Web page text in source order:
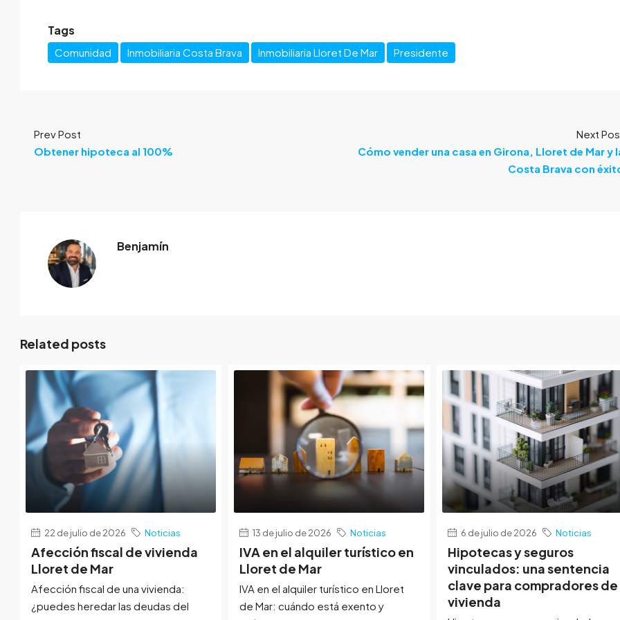
Tags
Comunidad Inmobiliaria Costa Brava Inmobiliaria Lloret De Mar Presidente
Prev Post
Obtener hipoteca al 100%
Next
Cómo vender una casa en Girona, Lloret de Mar y
Costa Brava con
Benjamín
Related posts
22 de julio de 2026 Noticias
Afección fiscal de vivienda
Lloret de Mar
Afección fiscal de una vivienda:
¿puedes heredar las deudas del
13 de julio de 2026 Noticias
IVA en el alquiler turístico en
Lloret de Mar
IVA en el alquiler turístico en Lloret
de Mar: cuándo está exento y
6 de julio de 2026 Noticias
Hipotecas y seguros
vinculados: una sentencia
clave para compradores de
vivienda